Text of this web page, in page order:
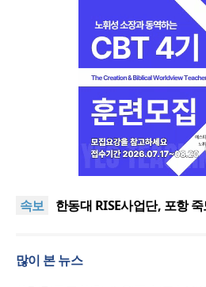
속보
느헤미야 연합기도회, ‘왕의
여”
한동대 RISE사업단, 포항
느헤미야 연합기도회, ‘왕의
세기총 “자유를 지키며 하
많이 본 뉴스